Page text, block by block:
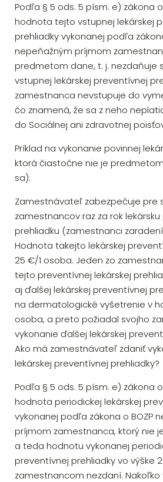
Podľa § 5 ods. 5 písm. e) zákona
hodnota tejto vstupnej lekárskej
prehliadky vykonanej podľa
nepeňažným príjmom
predmetom dane, t. j. nezdaňuje
vstupnej lekárskej preventívnej
zamestnanca nevstupuje do
čo znamená, že sa z neho
do Sociálnej ani zdravotnej
Príklad na vykonanie povinnej
ktorá čiastočne nie je
sa):
Zamestnávateľ zabezpečuje pre
zamestnancov raz za rok
prehliadku (zamestnanci
Hodnota takejto lekárskej
25 €/1 osoba. Jeden zo
tejto preventívnej lekárskej
aj ďalšej lekárskej preventívnej
na dermatologické vyšetrenie v
osoba, a preto požiadal svojho
vykonanie ďalšej lekárskej
Ako má zamestnávateľ zdaniť
lekárskej preventívnej prehliadky?
Podľa § 5 ods. 5 písm. e) zákona
hodnota periodickej lekárskej
vykonanej podľa zákona o BOZP
príjmom zamestnanca, ktorý nie
a teda hodnotu vykonanej
preventívnej prehliadky vo výške
zamestnancom nezdaní. Nakoľko